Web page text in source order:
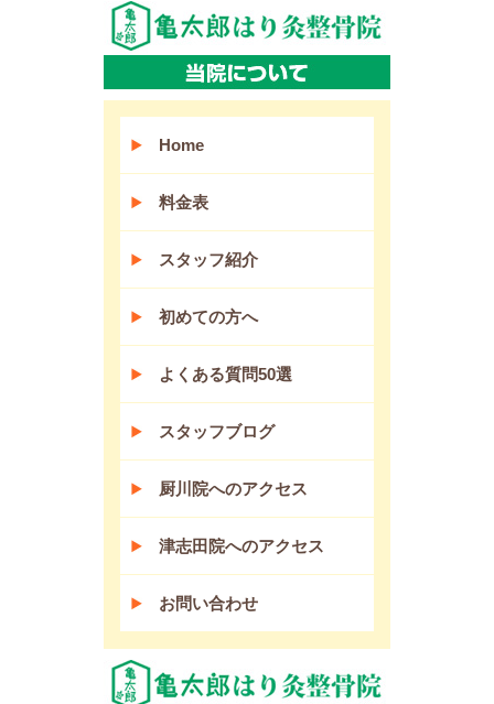
Home
料金表
スタッフ紹介
初めての方へ
よくある質問50選
スタッフブログ
厨川院へのアクセス
津志田院へのアクセス
お問い合わせ